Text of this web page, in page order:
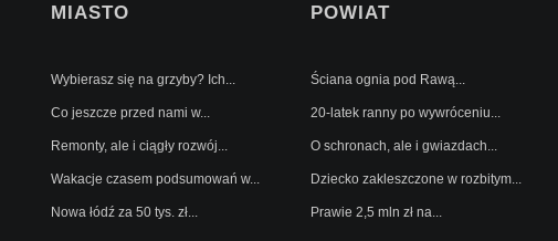
MIASTO
Wybierasz się na grzyby? Ich...
Co jeszcze przed nami w...
Remonty, ale i ciągły rozwój...
Wakacje czasem podsumowań w...
Nowa łódź za 50 tys. zł...
POWIAT
Ściana ognia pod Rawą...
20-latek ranny po wywróceniu...
O schronach, ale i gwiazdach...
Dziecko zakleszczone w rozbitym...
Prawie 2,5 mln zł na...